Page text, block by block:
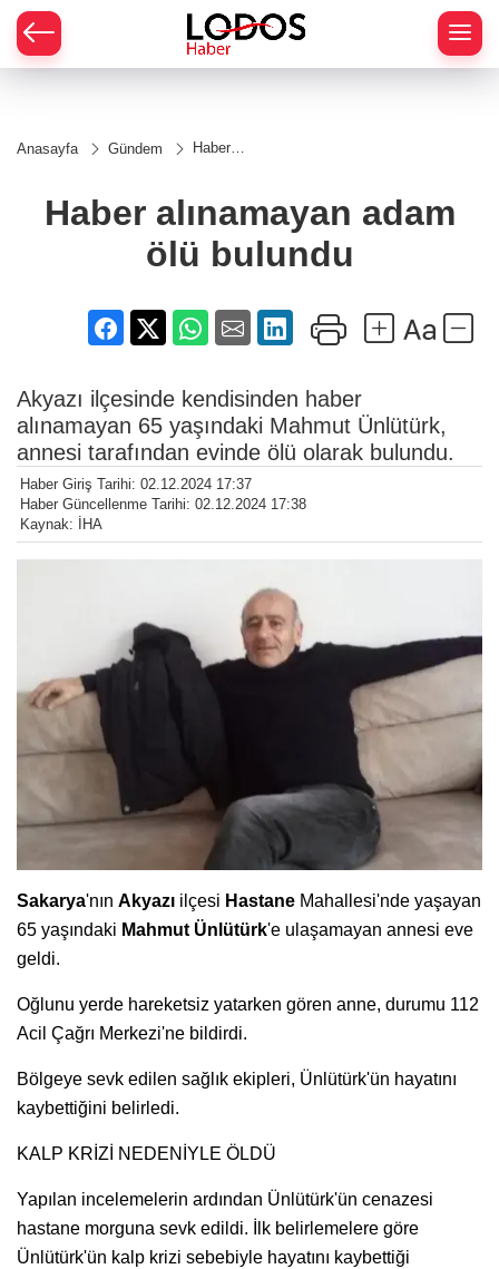
Anasayfa Gündem
Haber
Haber alınamayan adam
ölü bulundu
Akyazı ilçesinde kendisinden haber
alınamayan 65 yaşındaki Mahmut Ünlütürk,
annesi tarafından evinde ölü olarak bulundu.
Haber Giriş Tarihi: 02.12.2024 17:37
Haber Güncellenme Tarihi: 02.12.2024 17:38
Kaynak: İHA
Sakarya'nın Akyazı ilçesi Hastane Mahallesi'nde yaşayan
65 yaşındaki Mahmut Ünlütürk'e ulaşamayan annesi eve
geldi.
Oğlunu yerde hareketsiz yatarken gören anne, durumu 112
Acil Çağrı Merkezi'ne bildirdi.
Bölgeye sevk edilen sağlık ekipleri, Ünlütürk'ün hayatını
kaybettiğini belirledi.
KALP KRİZİ NEDENİYLE ÖLDÜ
Yapılan incelemelerin ardından Ünlütürk'ün cenazesi
hastane morguna sevk edildi. İlk belirlemelere göre
Ünlütürk'ün kalp krizi sebebiyle hayatını kaybettiği